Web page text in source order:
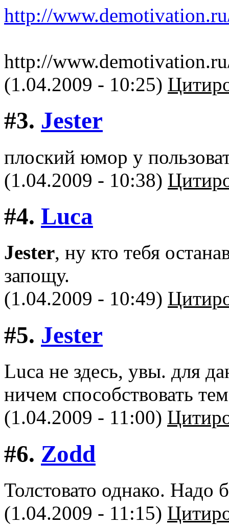
http://
http://
(1.04.2009 - 10:25)
#3. Jester
плоский юмор у
(1.04.2009 - 10:38)
#4. Luca
Jester, ну кто тебя
запощу.
(1.04.2009 - 10:49)
#5. Jester
Luca не здесь, увы. для
ничем способствовать
(1.04.2009 - 11:00)
#6. Zodd
Толстовато однако. Надо
(1.04.2009 - 11:15)